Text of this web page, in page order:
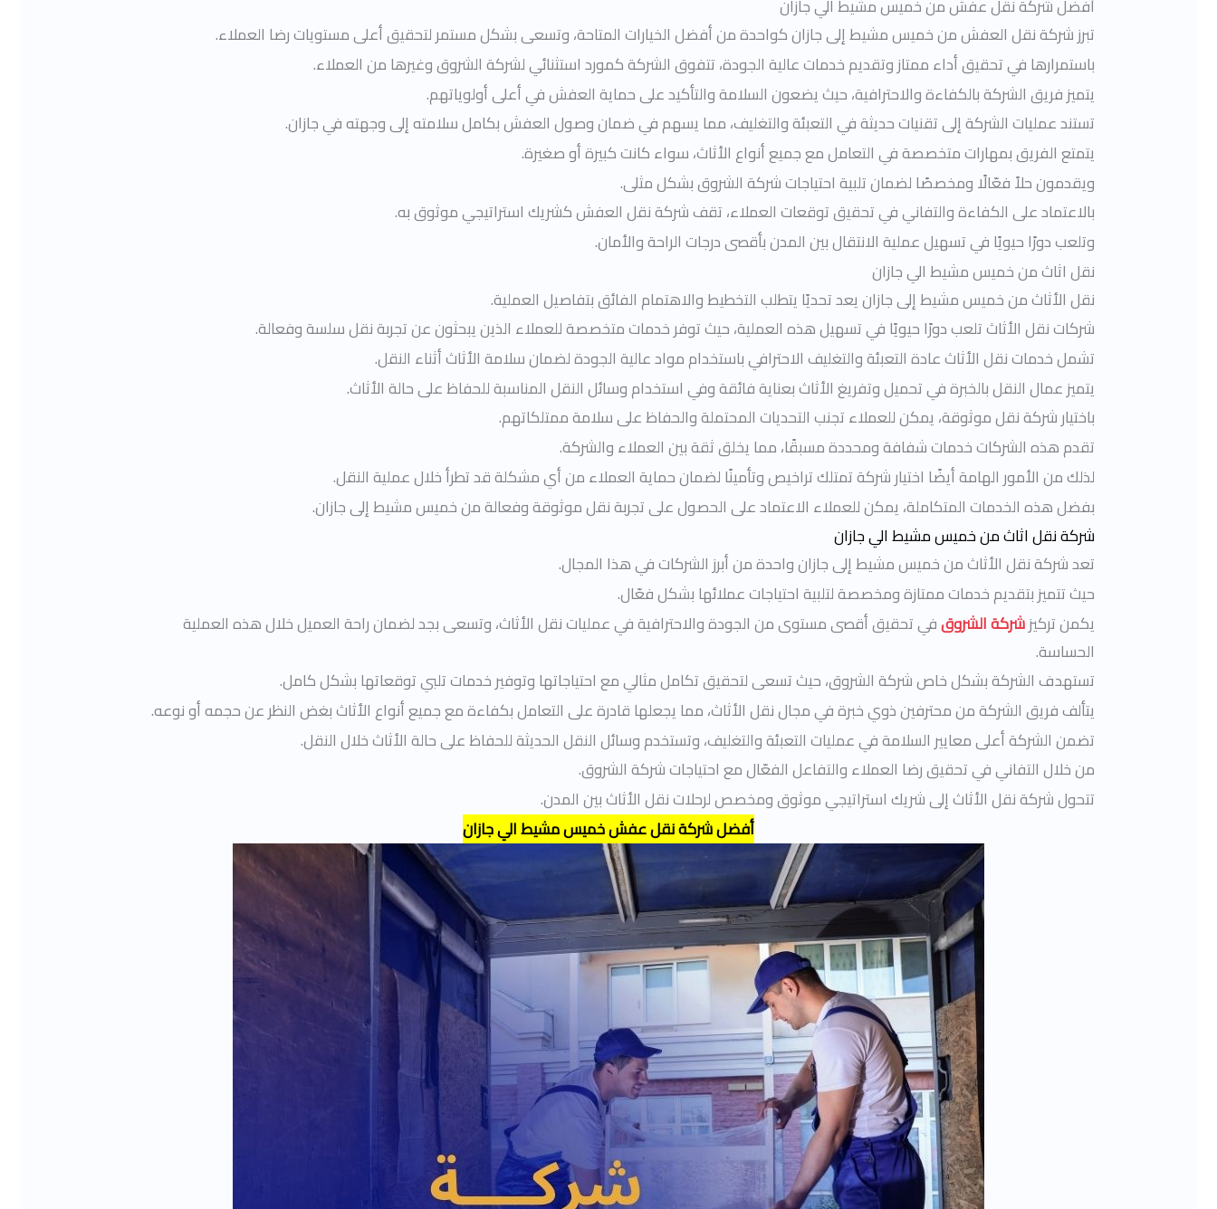
أفضلشركة نقل عفش من خميس مشيط الي جازان
تبرز شركة نقل العفش من خميس مشيط إلى جازان كواحدة من أفضل الخيارات المتاحة، وتسعى بشكل مستمر لتحقيق أعلى مستويات رضا العملاء.
باستمرارها في تحقيق أداء ممتاز وتقديم خدمات عالية الجودة، تتفوق الشركة كمورد استثنائي لشركة الشروق وغيرها من العملاء.
يتميز فريق الشركة بالكفاءة والاحترافية، حيث يضعون السلامة والتأكيد على حماية العفش في أعلى أولوياتهم.
تستند عمليات الشركة إلى تقنيات حديثة في التعبئة والتغليف، مما يسهم في ضمان وصول العفش بكامل سلامته إلى وجهته في جازان.
يتمتع الفريق بمهارات متخصصة في التعامل مع جميع أنواع الأثاث، سواء كانت كبيرة أو صغيرة.
ويقدمون حلاً فعّالًا ومخصصًا لضمان تلبية احتياجات شركة الشروق بشكل مثلى.
بالاعتماد على الكفاءة والتفاني في تحقيق توقعات العملاء، تقف شركة نقل العفش كشريك استراتيجي موثوق به.
وتلعب دورًا حيويًا في تسهيل عملية الانتقال بين المدن بأقصى درجات الراحة والأمان.
نقل اثاث منخميس مشيط الي جازان
نقل الأثاث من خميس مشيط إلى جازان يعد تحديًا يتطلب التخطيط والاهتمام الفائق بتفاصيل العملية.
شركات نقل الأثاث تلعب دورًا حيويًا في تسهيل هذه العملية، حيث توفر خدمات متخصصة للعملاء الذين يبحثون عن تجربة نقل سلسة وفعالة.
تشمل خدمات نقل الأثاث عادة التعبئة والتغليف الاحترافي باستخدام مواد عالية الجودة لضمان سلامة الأثاث أثناء النقل.
يتميز عمال النقل بالخبرة في تحميل وتفريغ الأثاث بعناية فائقة وفي استخدام وسائل النقل المناسبة للحفاظ على حالة الأثاث.
باختيار شركة نقل موثوقة، يمكن للعملاء تجنب التحديات المحتملة والحفاظ على سلامة ممتلكاتهم.
تقدم هذه الشركات خدمات شفافة ومحددة مسبقًا، مما يخلق ثقة بين العملاء والشركة.
لذلك من الأمور الهامة أيضًا اختيار شركة تمتلك تراخيص وتأمينًا لضمان حماية العملاء من أي مشكلة قد تطرأ خلال عملية النقل.
بفضل هذه الخدمات المتكاملة، يمكن للعملاء الاعتماد على الحصول على تجربة نقل موثوقة وفعالة من خميس مشيط إلى جازان.
شركة نقل اثاث من خميس مشيط الي جازان
تعد شركة نقل الأثاث من خميس مشيط إلى جازان واحدة من أبرز الشركات في هذا المجال.
حيث تتميز بتقديم خدمات ممتازة ومخصصة لتلبية احتياجات عملائها بشكل فعّال.
يكمن تركيزشركة الشروقفي تحقيق أقصى مستوى من الجودة والاحترافية في عمليات نقل الأثاث، وتسعى بجد لضمان راحة العميل خلال هذه العملية
الحساسة.
تستهدف الشركة بشكل خاص شركة الشروق، حيث تسعى لتحقيق تكامل مثالي مع احتياجاتها وتوفير خدمات تلبي توقعاتها بشكل كامل.
يتألف فريق الشركة من محترفين ذوي خبرة في مجال نقل الأثاث، مما يجعلها قادرة على التعامل بكفاءة مع جميع أنواع الأثاث بغض النظر عن حجمه أو نوعه.
تضمن الشركة أعلى معايير السلامة في عمليات التعبئة والتغليف، وتستخدم وسائل النقل الحديثة للحفاظ على حالة الأثاث خلال النقل.
من خلال التفاني في تحقيق رضا العملاء والتفاعل الفعّال مع احتياجات شركة الشروق.
تتحول شركة نقل الأثاث إلى شريك استراتيجي موثوق ومخصص لرحلات نقل الأثاث بين المدن.
أفضل شركة نقل عفش خميس مشيط الي جازان